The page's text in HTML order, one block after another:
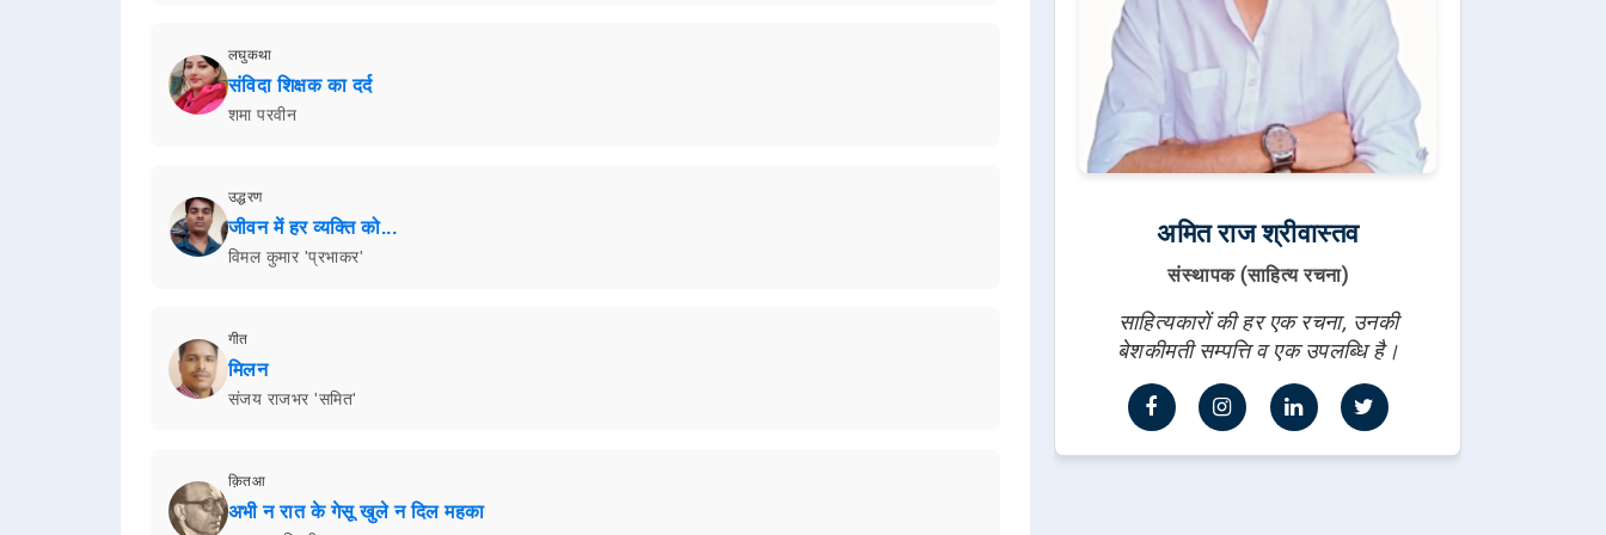
लघुकथा
संविदा शिक्षक का दर्द
शमा परवीन
उद्धरण
जीवन में हर व्यक्ति को...
विमल कुमार 'प्रभाकर'
गीत
मिलन
संजय राजभर 'समित'
क़ितआ
अभी न रात के गेसू खुले न दिल महका
अमित राज श्रीवास्तव
संस्थापक (साहित्य रचना)
साहित्यकारों की हर एक रचना, उनकी
बेशकीमती सम्पत्ति व एक उपलब्धि है।